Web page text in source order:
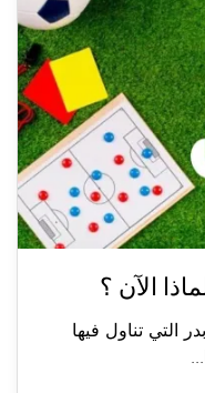
الآن ؟
التي تناول فيها